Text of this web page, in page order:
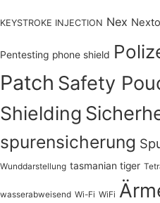
KEYSTROKE INJECTION Nex
Pentesting phone shield
Patch Safety
Shielding
spurensicherung
Wunddarstellung tasmanian tiger
wasserabweisend Wi-Fi WiFi